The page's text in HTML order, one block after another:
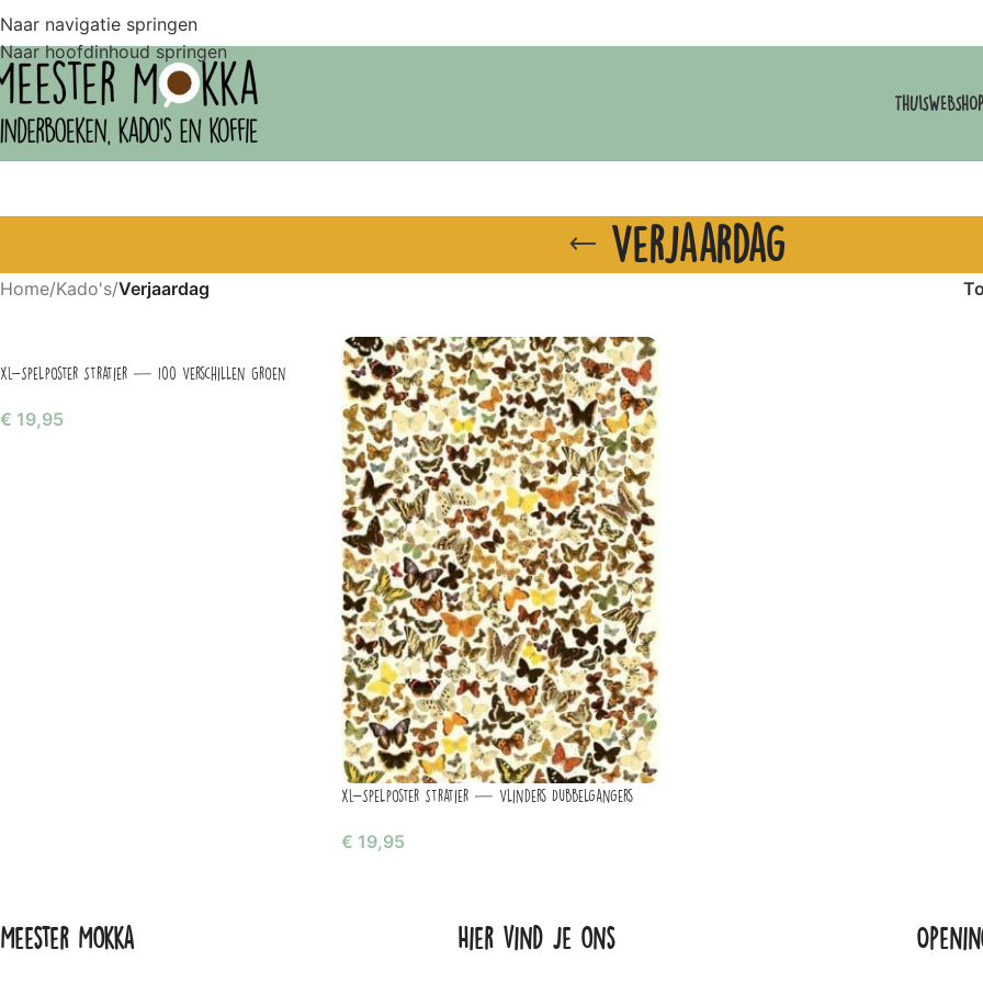
Naar navigatie springen
Naar hoofdinhoud springen
THUISWEBSHOP
Verjaardag
Home/Kado's/Verjaardag
XL-Spelposter Stratier — 100 Verschillen Groen
€ 19,95
XL-Spelposter Stratier — Vlinders Dubbelgangers
€ 19,95
Meester Mokka Hier vind je ons